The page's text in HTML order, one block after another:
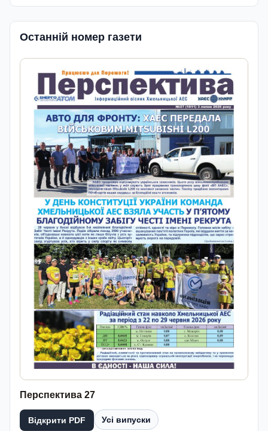
Останній номер газети
Перспектива 27
Відкрити PDF Усі випуски